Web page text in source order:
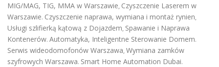
MIG/MAG, TIG, MMA w Warszawie, Czyszczenie Laserem w
Warszawie. Czyszczenie naprawa, wymiana i montaż rynien,
Usługi szlifierką kątową z Dojazdem, Spawanie i Naprawa
Kontenerów. Automatyka, Inteligentne Sterowanie Domem.
Serwis wideodomofonów Warszawa, Wymiana zamków
szyfrowych Warszawa. Smart Home Automation Dubai.